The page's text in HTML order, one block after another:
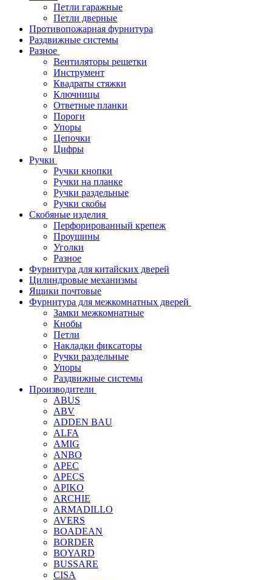
Петли гаражные
Петли дверные
Противопожарная фурнитура
Раздвижные системы
Разное
Вентиляторы решетки
Инструмент
Квадраты стяжки
Ключницы
Ответные планки
Пороги
Упоры
Цепочки
Цифры
Ручки
Ручки кнопки
Ручки на планке
Ручки раздельные
Ручки скобы
Скобяные изделия
Перфорированный крепеж
Проушины
Уголки
Разное
Фурнитура для китайских дверей
Цилиндровые механизмы
Ящики почтовые
Фурнитура для межкомнатных дверей
Замки межкомнатные
Кнобы
Петли
Накладки фиксаторы
Ручки раздельные
Упоры
Раздвижные системы
Производители
ABUS
ABV
ADDEN BAU
ALFA
AMIG
ANBO
APEC
APECS
APIKO
ARCHIE
ARMADILLO
AVERS
BOADEAN
BORDER
BOYARD
BUSSARE
CISA